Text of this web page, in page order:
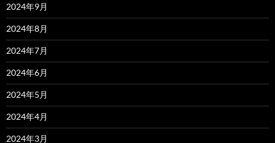
2024年9月
2024年8月
2024年7月
2024年6月
2024年5月
2024年4月
2024年3月